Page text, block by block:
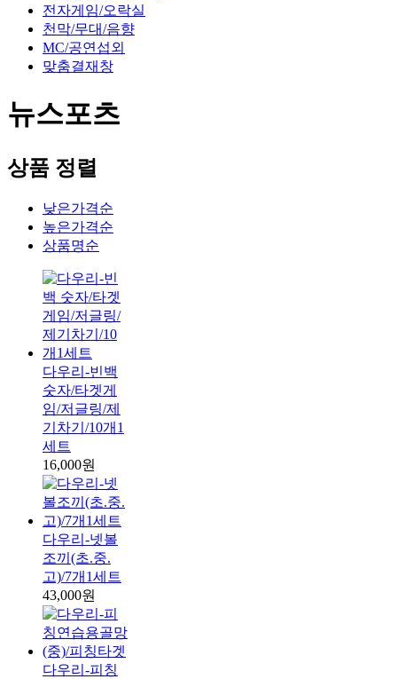
전자게임/오락실
천막/무대/음향
MC/공연섭외
맞춤결재창
뉴스포츠
상품 정렬
낮은가격순
높은가격순
상품명순
다우리-빈백
숫자/타겟게
임/저글링/제
기차기/10개1
세트
16,000원
다우리-넷볼
조끼(초.중.
고)/7개1세트
43,000원
다우리-피칭